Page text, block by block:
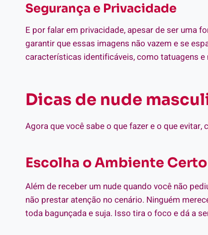
Segurança e Privacidade
E por falar em privacidade, apesar de ser uma
garantir que essas imagens não vazem e se
características identificáveis, como tatuagens
Dicas de nude
Agora que você sabe o que fazer e o que
Escolha o Ambiente Certo
Além de receber um nude quando você não
não prestar atenção no cenário. Ninguém
toda bagunçada e suja. Isso tira o foco e dá a